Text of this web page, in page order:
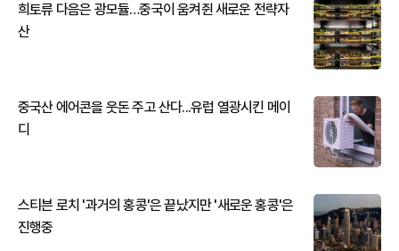
희토류 다음은 광모듈…중국이 움켜쥔 새로운 전략자
산
중국산 에어콘을 웃돈 주고 산다...유럽 열광시킨 메이
디
스티븐 로치 '과거의 홍콩'은 끝났지만 '새로운 홍콩'은
진행중